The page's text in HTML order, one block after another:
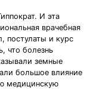
И эта
врачебная
постулаты и курс
что болезнь
земные
большое влияние
медицинскую